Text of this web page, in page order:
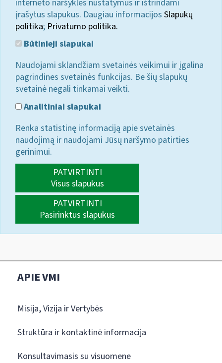
interneto naršyklės nustatymus ir ištrindami
įrašytus slapukus. Daugiau informacijos Slapukų
politika; Privatumo politika.
Būtinieji slapukai
Naudojami sklandžiam svetainės veikimui ir įgalina
pagrindines svetainės funkcijas. Be šių slapukų
svetainė negali tinkamai veikti.
Analitiniai slapukai
Renka statistinę informaciją apie svetainės
naudojimą ir naudojami Jūsų naršymo patirties
gerinimui.
PATVIRTINTI
Visus slapukus
PATVIRTINTI
Pasirinktus slapukus
APIE VMI
Misija, Vizija ir Vertybės
Struktūra ir kontaktinė informacija
Konsultavimasis su visuomene